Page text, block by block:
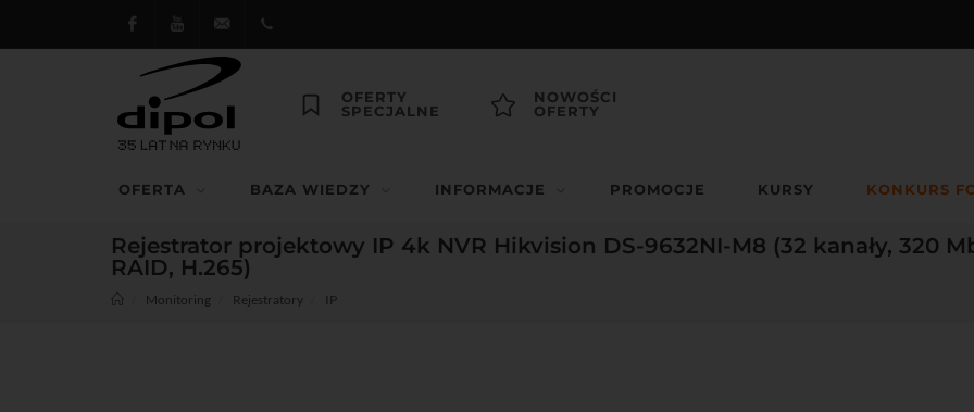
FacebookYoutube dipol@dipol.com.pl
OFERTY
SPECJALNE
NOWOŚCI
OFERTY
OFERTA BAZA WIEDZY INFORMACJE PROMOCJE KURSY KONKURS
Rejestrator projektowy IP 4k NVR Hikvision DS-9632NI-M8 (32 kanały, 320
RAID, H.265)
Monitoring Rejestratory IP